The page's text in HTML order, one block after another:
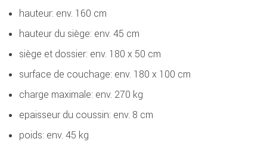
hauteur: env. 160 cm
hauteur du siège: env. 45 cm
siège et dossier: env. 180 x 50 cm
surface de couchage: env. 180 x 100 cm
charge maximale: env. 270 kg
epaisseur du coussin: env. 8 cm
poids: env. 45 kg